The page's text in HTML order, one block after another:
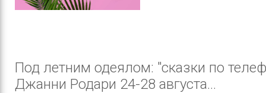
Под летним одеялом: "сказки по
Джанни Родари 24-28 августа...